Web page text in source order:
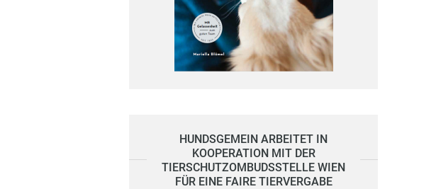
HUNDSGEMEIN ARBEITET IN
KOOPERATION MIT DER
TIERSCHUTZOMBUDSSTELLE WIEN
FÜR EINE FAIRE TIERVERGABE